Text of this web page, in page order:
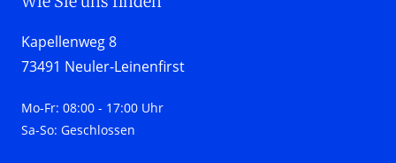
Kapellenweg 8
73491 Neuler-Leinenfirst
Mo-Fr: 08:00 - 17:00 Uhr
Sa-So: Geschlossen